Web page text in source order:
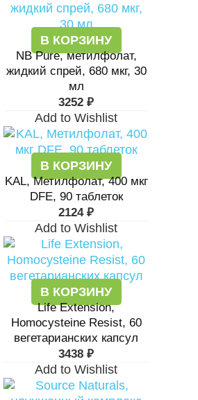
В КОРЗИНУ
NB Pure, метилфолат,
жидкий спрей, 680 мкг, 30
мл
3252 ₽
Add to Wishlist
В КОРЗИНУ
KAL, Метилфолат, 400 мкг
DFE, 90 таблеток
2124 ₽
Add to Wishlist
В КОРЗИНУ
Life Extension,
Homocysteine Resist, 60
вегетарианских капсул
3438 ₽
Add to Wishlist